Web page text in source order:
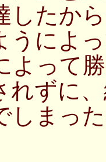
したか
うによ
よって
れずに
しまっ